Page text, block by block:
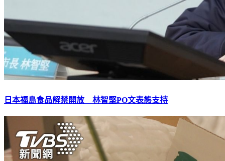
日本福島食品解禁開放 林智堅PO文表態支持